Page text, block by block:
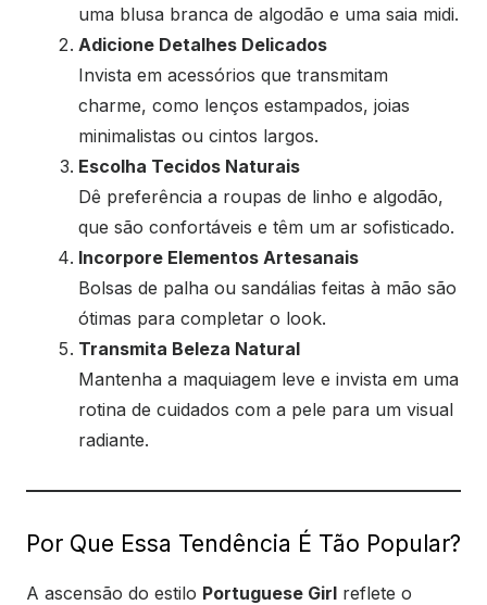
uma blusa branca de algodão e uma saia midi.
Adicione Detalhes Delicados
Invista em acessórios que transmitam
charme, como lenços estampados, joias
minimalistas ou cintos largos.
Escolha Tecidos Naturais
Dê preferência a roupas de linho e algodão,
que são confortáveis e têm um ar sofisticado.
Incorpore Elementos Artesanais
Bolsas de palha ou sandálias feitas à mão são
ótimas para completar o look.
Transmita Beleza Natural
Mantenha a maquiagem leve e invista em uma
rotina de cuidados com a pele para um visual
radiante.
Por Que Essa Tendência É Tão Popular?
A ascensão do estilo Portuguese Girl reflete o